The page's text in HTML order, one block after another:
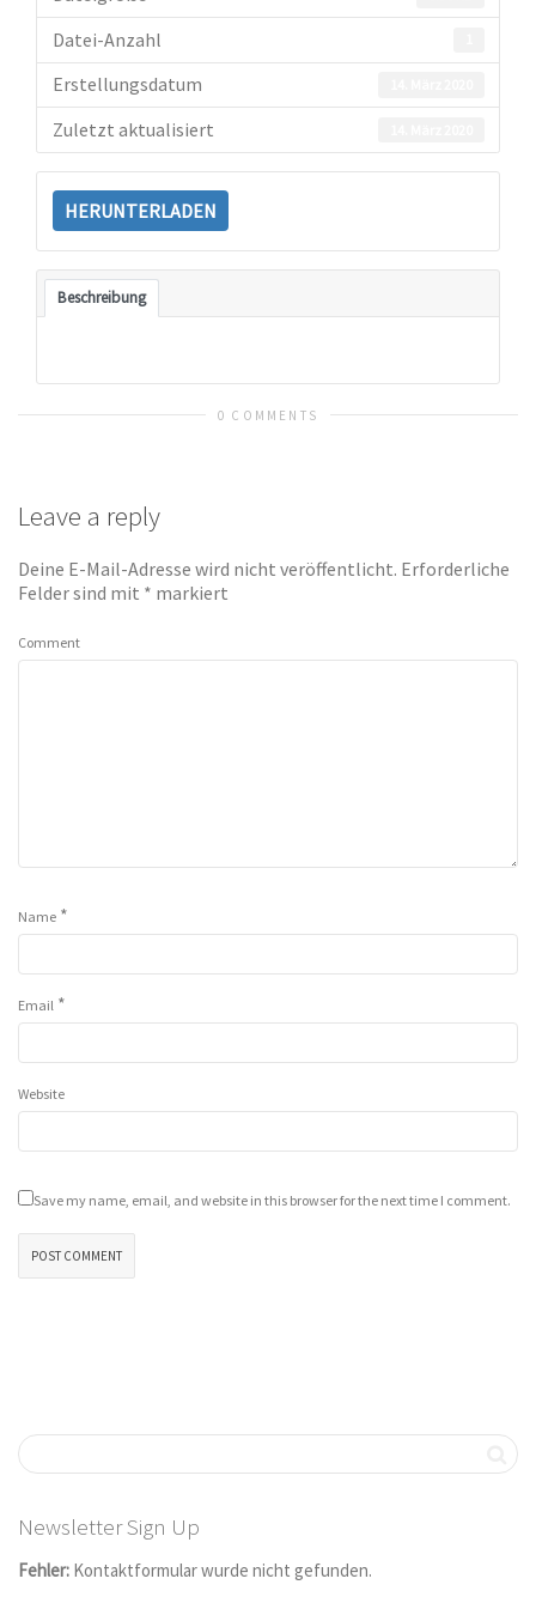
Datei-Anzahl
Erstellungsdatum
Zuletzt aktualisiert
HERUNTERLADEN
Beschreibung
0 COMMENTS
Leave a reply
Deine E-Mail-Adresse wird nicht veröffentlicht. Erforderliche
Felder sind mit * markiert
Comment
Name *
Email *
Website
Save my name, email, and website in this browser for the next time I comment.
Newsletter Sign Up
Fehler: Kontaktformular wurde nicht gefunden.